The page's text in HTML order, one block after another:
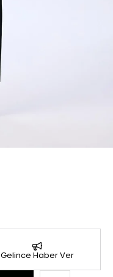
Gelince Haber Ver